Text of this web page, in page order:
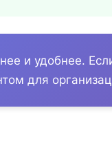
и удобнее.
для